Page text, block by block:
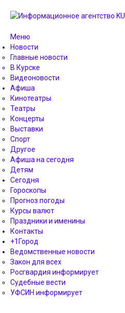
Меню
Новости
Главные новости
В Курске
Видеоновости
Афиша
Кинотеатры
Театры
Концерты
Выставки
Спорт
Другое
Афиша на сегодня
Детям
Сегодня
Гороскопы
Прогноз погоды
Курсы валют
Праздники и именины
Контакты
+1Город
Ведомственные новости
Закон для всех
Росгвардия информирует
Судебные вести
УФСИН информирует